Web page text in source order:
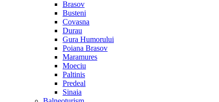
Brasov
Busteni
Covasna
Durau
Gura Humorului
Poiana Brasov
Maramures
Moeciu
Paltinis
Predeal
Sinaia